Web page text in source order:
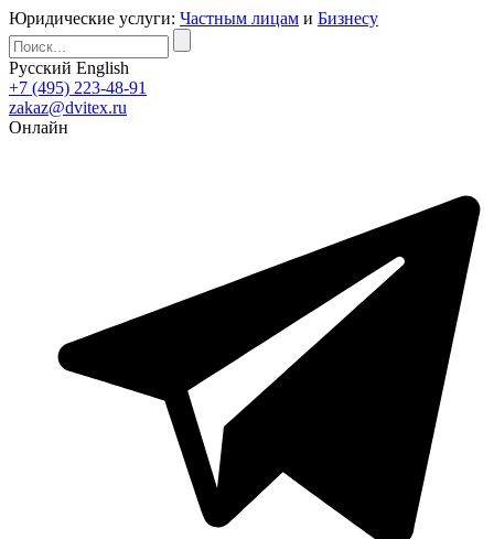
Юридические услуги: Частным лицам и Бизнесу
Русский English
+7 (495) 223-48-91
zakaz@dvitex.ru
Онлайн